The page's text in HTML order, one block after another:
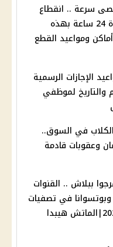
سرعة .. انقطاع
مياه الشرب غدا لمدة 24 ساعة بهذه
ومواعيد القطع
مواعيد الإجازات الرسمية
والتاريخ لموظفي
في السوق..
وعقوبات قادمة
ببلاش .. القنوات
وبوتسوانا في تصفيات
كأس أمم أفريقيا 2025|الماتش هيبدا